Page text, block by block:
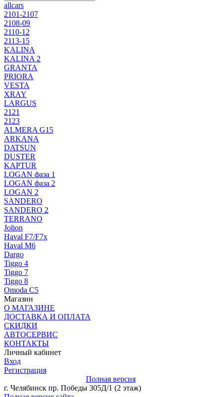
allcars
2101-2107
2108-09
2110-12
2113-15
KALINA
KALINA 2
GRANTA
PRIORA
VESTA
XRAY
LARGUS
2121
2123
ALMERA G15
ARKANA
DATSUN
DUSTER
KAPTUR
LOGAN фаза 1
LOGAN фаза 2
LOGAN 2
SANDERO
SANDERO 2
TERRANO
Jolion
Haval F7/F7x
Haval M6
Dargo
Tiggo 4
Tiggo 7
Tiggo 8
Omoda C5
Магазин
О МАГАЗИНЕ
ДОСТАВКА И ОПЛАТА
СКИДКИ
АВТОСЕРВИС
КОНТАКТЫ
Личный кабинет
Вход
Регистрация
Полная версия
г. Челябинск пр. Победы 305Д/1 (2 этаж)